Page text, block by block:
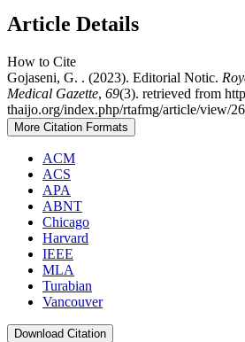
Article Details
How to Cite
Gojaseni, G. . (2023). Editorial Notic.
Medical Gazette, 69(3). retrieved from
thaijo.org/index.php/rtafmg/article/view/
More Citation Formats
ACM
ACS
APA
ABNT
Chicago
Harvard
IEEE
MLA
Turabian
Vancouver
Download Citation